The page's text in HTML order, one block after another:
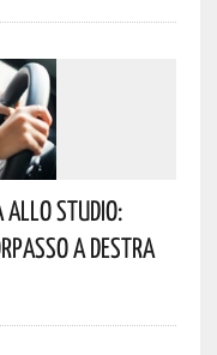
Allo Studio:
A Destra